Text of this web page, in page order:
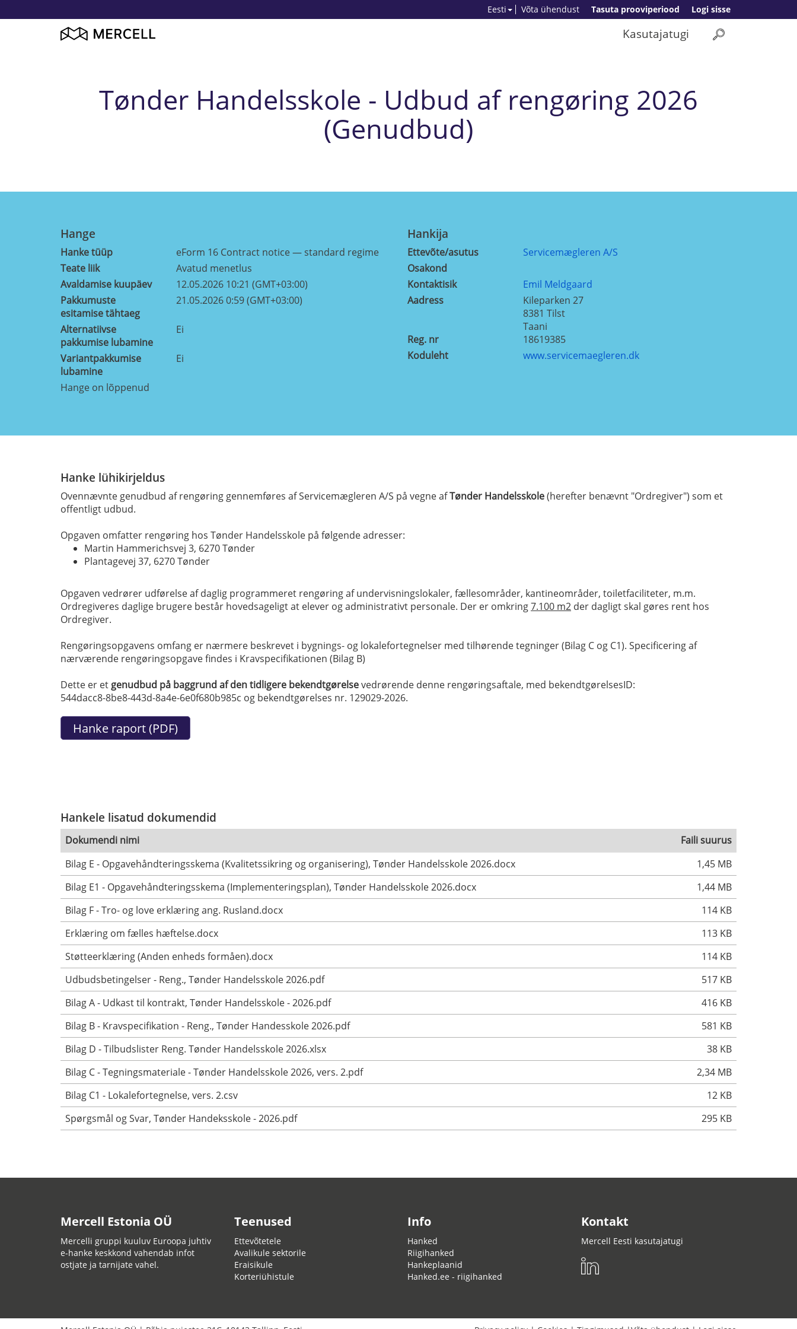
Logi sisse
Tasuta prooviperiood
Võta ühendust
Eesti
Kasutajatugi
Tønder Handelsskole - Udbud af rengøring 2026
(Genudbud)
Hange
Hanke tüüp
eForm 16 Contract notice — standard regime
Teate liik
Avatud menetlus
Avaldamise kuupäev
12.05.2026 10:21 (GMT+03:00)
Pakkumuste
esitamise tähtaeg
21.05.2026 0:59 (GMT+03:00)
Alternatiivse
pakkumise lubamine
Ei
Variantpakkumise
lubamine
Ei
Hankija
Ettevõte/asutus
Servicemægleren A/S
Osakond
Kontaktisik
Emil Meldgaard
Aadress
Kileparken 27
8381 Tilst
Taani
Reg. nr
18619385
Koduleht
www.servicemaegleren.dk
Hange on lõppenud
Hanke lühikirjeldus
Ovennævnte genudbud af rengøring gennemføres af Servicemægleren A/S på vegne afTønder Handelsskole(herefter benævnt "Ordregiver") som et
offentligt udbud.
Opgaven omfatter rengøring hos Tønder Handelsskole på følgende adresser:
Martin Hammerichsvej 3, 6270 Tønder
Plantagevej 37, 6270 Tønder
Opgaven vedrører udførelse af daglig programmeret rengøring af undervisningslokaler, fællesområder, kantineområder, toiletfaciliteter, m.m.
Ordregiveres daglige brugere består hovedsageligt at elever og administrativt personale. Der er omkring7.100 m2 der dagligt skal gøres rent hos
Ordregiver.
Rengøringsopgavens omfang er nærmere beskrevet i bygnings- og lokalefortegnelser med tilhørende tegninger (Bilag C og C1). Specificering af
nærværende rengøringsopgave findes i Kravspecifikationen (Bilag B)
Dette er et genudbud på baggrund af den tidligere bekendtgørelsevedrørende denne rengøringsaftale, med bekendtgørelsesID:
544dacc8-8be8-443d-8a4e-6e0f680b985c og bekendtgørelses nr. 129029-2026.
Hankele lisatud dokumendid
Dokumendi nimi
Faili suurus
Bilag E - Opgavehåndteringsskema (Kvalitetssikring og organisering), Tønder Handelsskole 2026.docx
1,45 MB
Bilag E1 - Opgavehåndteringsskema (Implementeringsplan), Tønder Handelsskole 2026.docx
1,44 MB
Bilag F - Tro- og love erklæring ang. Rusland.docx
114 KB
Erklæring om fælles hæftelse.docx
113 KB
Støtteerklæring (Anden enheds formåen).docx
114 KB
Udbudsbetingelser - Reng., Tønder Handelsskole 2026.pdf
517 KB
Bilag A - Udkast til kontrakt, Tønder Handelsskole - 2026.pdf
416 KB
Bilag B - Kravspecifikation - Reng., Tønder Handesskole 2026.pdf
581 KB
Bilag D - Tilbudslister Reng. Tønder Handelsskole 2026.xlsx
38 KB
Bilag C - Tegningsmateriale - Tønder Handelsskole 2026, vers. 2.pdf
2,34 MB
Bilag C1 - Lokalefortegnelse, vers. 2.csv
12 KB
Spørgsmål og Svar, Tønder Handeksskole - 2026.pdf
295 KB
Mercell Estonia OÜ
Mercelli gruppi kuuluv Euroopa juhtiv
e-hanke keskkond vahendab infot
ostjate ja tarnijate vahel.
Teenused
Ettevõtetele
Avalikule sektorile
Eraisikule
Korteriühistule
Info
Hanked
Riigihanked
Hankeplaanid
Hanked.ee - riigihanked
Kontakt
Mercell Eesti kasutajatugi